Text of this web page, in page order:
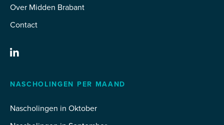
Over Midden Brabant
Contact
NASCHOLINGEN PER MAAND
Nascholingen in Oktober